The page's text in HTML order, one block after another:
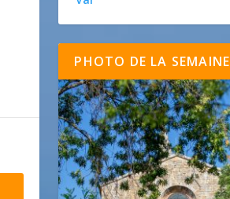
PHOTO DE LA SEMAINE